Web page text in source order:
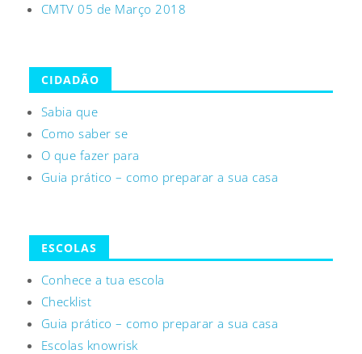
CMTV 05 de Março 2018
CIDADÃO
Sabia que
Como saber se
O que fazer para
Guia prático – como preparar a sua casa
ESCOLAS
Conhece a tua escola
Checklist
Guia prático – como preparar a sua casa
Escolas knowrisk